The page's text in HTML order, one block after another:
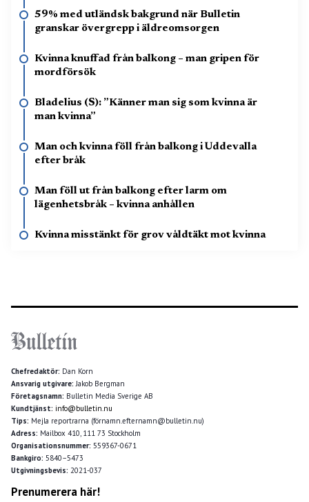
59% med utländsk bakgrund när Bulletin
granskar övergrepp i äldreomsorgen
Kvinna knuffad från balkong – man gripen för
mordförsök
Bladelius (S): ”Känner man sig som kvinna är
man kvinna”
Man och kvinna föll från balkong i Uddevalla
efter bråk
Man föll ut från balkong efter larm om
lägenhetsbråk – kvinna anhållen
Kvinna misstänkt för grov våldtäkt mot kvinna
Chefredaktör: Dan Korn
Ansvarig utgivare: Jakob Bergman
Företagsnamn: Bulletin Media Sverige AB
Kundtjänst: info@bulletin.nu
Tips: Mejla reportrarna (förnamn.efternamn@bulletin.nu)
Adress: Mailbox 410, 111 73 Stockholm
Organisationsnummer: 559367-0671
Bankgiro: 5840–5473
Utgivningsbevis: 2021-037
Prenumerera här!